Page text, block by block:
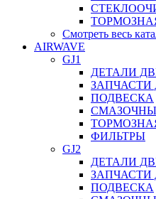
Смотреть весь
AIRWAVE
GJ1
ДЕТАЛИ
ЗАПЧАСТИ
ПОДВЕСКА
ФИЛЬТРЫ
GJ2
ДЕТАЛИ
ЗАПЧАСТИ
ПОДВЕСКА